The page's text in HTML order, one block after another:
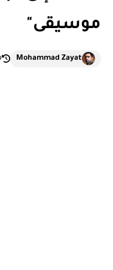
موسيقى"
Mohammad Zayat